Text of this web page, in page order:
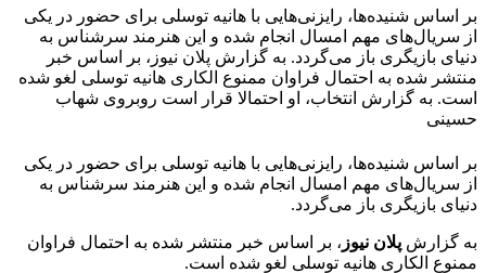
بر اساس شنیده‌ها، رایزنی‌هایی با هانیه توسلی برای حضور در یکی
از سریال‌های مهم امسال انجام شده و این هنرمند سرشناس به
دنیای بازیگری باز می‌گردد. به گزارش پلان نیوز، بر اساس خبر
منتشر شده به احتمال فراوان ممنوع الکاری هانیه توسلی لغو شده
است. به گزارش انتخاب، او احتمالا قرار است روبروی شهاب
حسینی
بر اساس شنیده‌ها، رایزنی‌هایی با هانیه توسلی برای حضور در یکی
از سریال‌های مهم امسال انجام شده و این هنرمند سرشناس به
دنیای بازیگری باز می‌گردد.
به گزارش پلان نیوز ، بر اساس خبر منتشر شده به احتمال فراوان
ممنوع الکاری هانیه توسلی لغو شده است.